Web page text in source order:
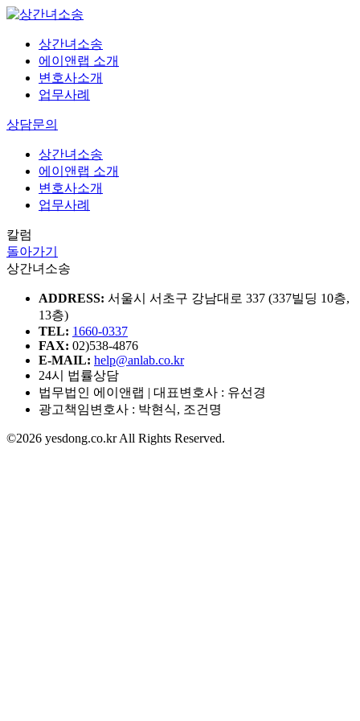
상간녀소송
에이앤랩 소개
변호사소개
업무사례
상담문의
상간녀소송
에이앤랩 소개
변호사소개
업무사례
칼럼
돌아가기
상간녀소송
ADDRESS: 서울시 서초구 강남대로 337 (337빌딩 10층,
13층)
TEL: 1660-0337
FAX: 02)538-4876
E-MAIL: help@anlab.co.kr
24시 법률상담
법무법인 에이앤랩 | 대표변호사 : 유선경
광고책임변호사 : 박현식, 조건명
©2026 yesdong.co.kr All Rights Reserved.